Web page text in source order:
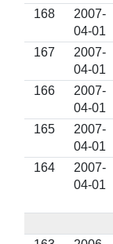
168
2007-
04-01
167
2007-
04-01
166
2007-
04-01
165
2007-
04-01
164
2007-
04-01